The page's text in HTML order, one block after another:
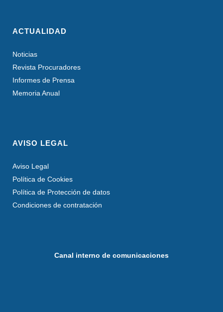
ACTUALIDAD
Noticias
Revista Procuradores
Informes de Prensa
Memoria Anual
AVISO LEGAL
Aviso Legal
Política de Cookies
Política de Protección de datos
Condiciones de contratación
Canal interno de comunicaciones